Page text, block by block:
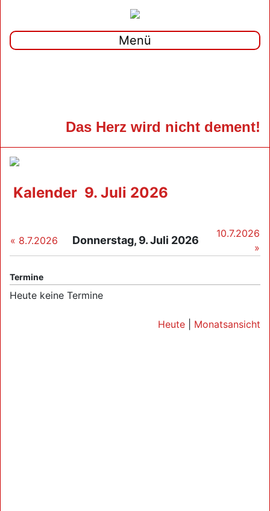
Menü
Das Herz wird nicht dement!
Kalender 9. Juli 2026
« 8.7.2026 Donnerstag, 9. Juli 2026
10.7.2026
»
Termine
Heute keine Termine
Heute Monatsansicht